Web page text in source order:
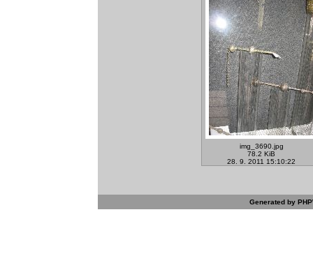
img_3690.jpg
78.2 KiB
28. 9. 2011 15:10:22
Generated by